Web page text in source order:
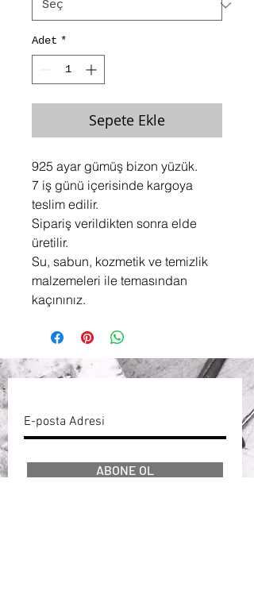
Adet *
Sepete Ekle
925 ayar gümüş bizon yüzük.
7 iş günü içerisinde kargoya
teslim edilir.
Sipariş verildikten sonra elde
üretilir.
Su, sabun, kozmetik ve temizlik
malzemeleri ile temasından
kaçınınız.
ABONE OL